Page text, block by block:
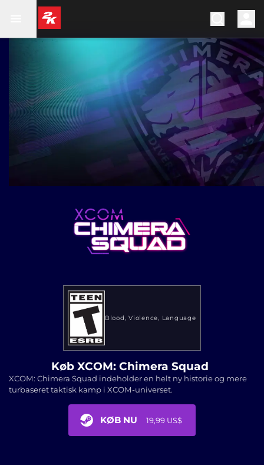
Blood Violence Language
Køb XCOM: Chimera Squad
XCOM: Chimera Squad indeholder en helt ny historie og mere
turbaseret taktisk kamp i XCOM-universet.
KØB NU 19,99 US$